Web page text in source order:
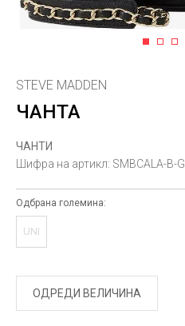
1 2 3
STEVE MADDEN
ЧАНТА
ЧАНТИ
Шифра на артикл: SMBCALA-B-G
Одбрана големина:
UNI
ОДРЕДИ ВЕЛИЧИНА